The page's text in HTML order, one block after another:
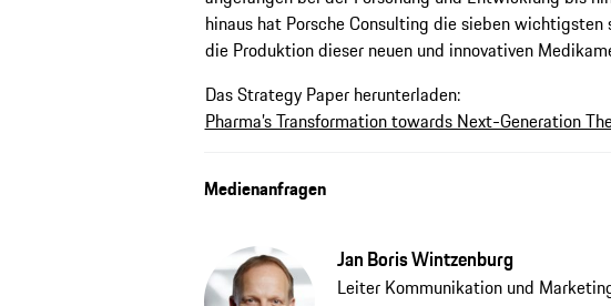
hinaus hat Porsche Consulting die sieben
die Produktion dieser neuen und innovativen
Das Strategy Paper herunterladen:
Pharma’s Transformation towards Next-Generation
Medienanfragen
Jan Boris Wintzenburg
Leiter Kommunikation und